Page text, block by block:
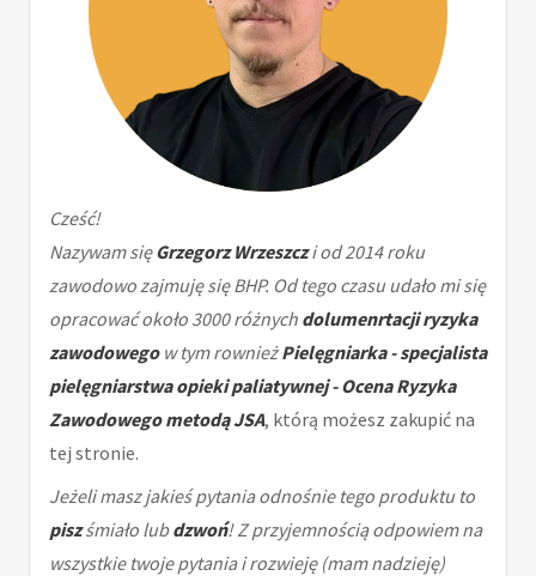
Cześć!
Nazywam sięGrzegorz Wrzeszczi od 2014 roku
zawodowo zajmuję się BHP. Od tego czasu udało mi się
opracować około 3000 różnych dolumenrtacji ryzyka
zawodowegow tym rownieżPielęgniarka - specjalista
pielęgniarstwa opieki paliatywnej - Ocena Ryzyka
Zawodowego metodą JSA, którą możesz zakupić na
tej stronie.
Jeżeli masz jakieś pytania odnośnie tego produktu to
piszśmiało lubdzwoń! Z przyjemnością odpowiem na
wszystkie twoje pytania i rozwieję (mam nadzieję)